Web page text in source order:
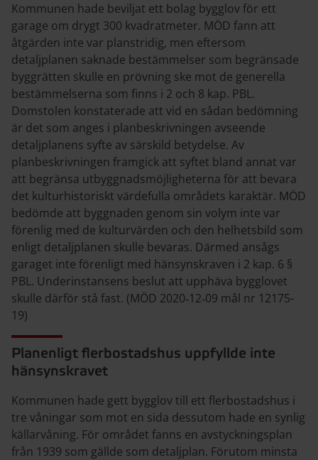
Kommunen hade beviljat ett bolag bygglov för ett
garage om drygt 300 kvadratmeter. MÖD fann att
åtgärden inte var planstridig, men eftersom
detaljplanen saknade bestämmelser som begränsade
byggrätten skulle en prövning ske mot de generella
bestämmelserna som finns i 2 och 8 kap. PBL.
Domstolen konstaterade att vid en sådan bedömning
är det som anges i planbeskrivningen avseende
detaljplanens syfte av särskild betydelse. Av
planbeskrivningen framgick att syftet bland annat var
att begränsa utbyggnadsmöjligheterna för att bevara
det kulturhistoriskt värdefulla områdets karaktär. MÖD
bedömde att byggnaden genom sin volym inte var
förenlig med de kulturvärden och den helhetsbild som
enligt detaljplanen skulle bevaras. Därmed ansågs
garaget inte förenligt med hänsynskraven i 2 kap. 6 §
PBL. Underinstansens beslut att upphäva bygglovet
skulle därför stå fast. (MÖD 2020‑12‑09 mål nr 12175-
19)
Planenligt flerbostadshus uppfyllde inte
hänsynskravet
Kommunen hade gett bygglov till ett flerbostadshus i
tre våningar som mot en sida dessutom hade en synlig
källarvåning. För området fanns en avstyckningsplan
från 1939 som gällde som detaljplan. Förutom minsta